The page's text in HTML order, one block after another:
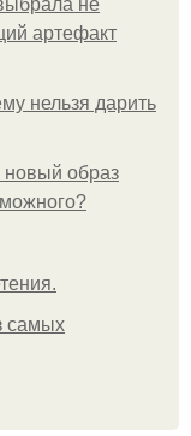
не
артефакт
нельзя дарить
образ
самых